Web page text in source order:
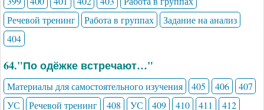
Речевой тренинг
Работа в группах
Задание на анализ
404
64."По одёжке встречают…"
Материалы для самостоятельного изучения 405 406
407
УС
Речевой тренинг 408 УС 409 410 411 412